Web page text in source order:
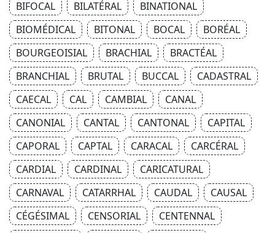
BIFOCAL
BILATÉRAL
BINATIONAL
BIOMÉDICAL
BITONAL BOCAL
BORÉAL
BOURGEOISIAL
BRACHIAL
BRACTÉAL
BRANCHIAL
BRUTAL BUCCAL
CADASTRAL
CAECAL
CAL CAMBIAL
CANAL
CANONIAL
CANTAL CANTONAL
CAPITAL
CAPORAL
CAPTAL CARACAL
CARCÉRAL
CARDIAL
CARDINAL
CARICATURAL
CARNAVAL
CATARRHAL CAUDAL
CAUSAL
CÉGÉSIMAL
CENSORIAL
CENTENNAL